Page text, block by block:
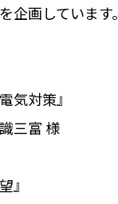
画しています。
気対策』
富 様
』